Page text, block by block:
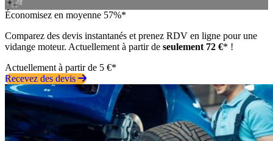
Économisez en moyenne 57%*
Comparez des devis instantanés et prenez RDV en ligne pour une
vidange moteur. Actuellement à partir de seulement 72 €* !
Actuellement à partir de 5 €*
Recevez des devis